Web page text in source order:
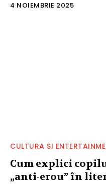
4 NOIEMBRIE 2025
CULTURA SI
Cum explici
„anti-erou” în